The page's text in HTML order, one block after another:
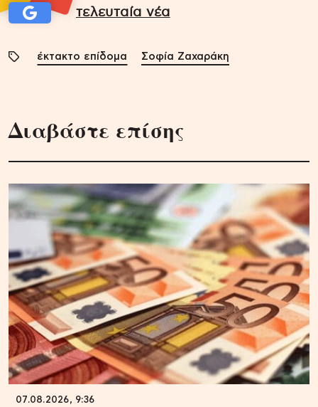
τελευταία νέα
έκτακτο επίδομα Σοφία Ζαχαράκη
Διαβάστε επίσης
07.08.2026, 9:36